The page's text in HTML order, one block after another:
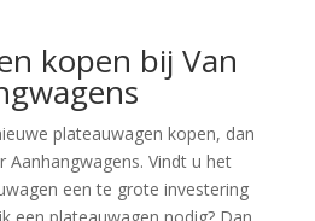
kopen bij Van
plateauwagen kopen, dan
Aanhangwagens. Vindt u het
een te grote investering